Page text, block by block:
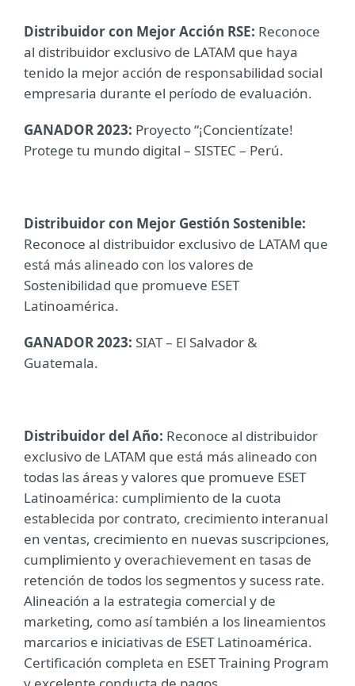
Distribuidor con Mejor Acción RSE: Reconoce
al distribuidor exclusivo de LATAM que haya
tenido la mejor acción de responsabilidad social
empresaria durante el período de evaluación.
GANADOR 2023: Proyecto “¡Concientízate!
Protege tu mundo digital – SISTEC – Perú.
Distribuidor con Mejor Gestión Sostenible:
Reconoce al distribuidor exclusivo de LATAM que
está más alineado con los valores de
Sostenibilidad que promueve ESET
Latinoamérica.
GANADOR 2023: SIAT – El Salvador &
Guatemala.
Distribuidor del Año: Reconoce al distribuidor
exclusivo de LATAM que está más alineado con
todas las áreas y valores que promueve ESET
Latinoamérica: cumplimiento de la cuota
establecida por contrato, crecimiento interanual
en ventas, crecimiento en nuevas suscripciones,
cumplimiento y overachievement en tasas de
retención de todos los segmentos y sucess rate.
Alineación a la estrategia comercial y de
marketing, como así también a los lineamientos
marcarios e iniciativas de ESET Latinoamérica.
Certificación completa en ESET Training Program